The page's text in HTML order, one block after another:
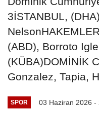
3İSTANBUL,
(ABD), Borroto
(KÜBA)DOMİNİK
Gonzalez, Tapia,
SPOR 03 Haziran 2026 -